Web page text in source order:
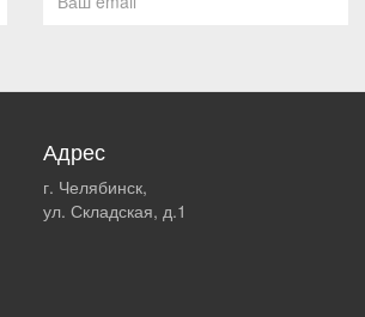
Адрес
г. Челябинск,
ул. Складская, д.1